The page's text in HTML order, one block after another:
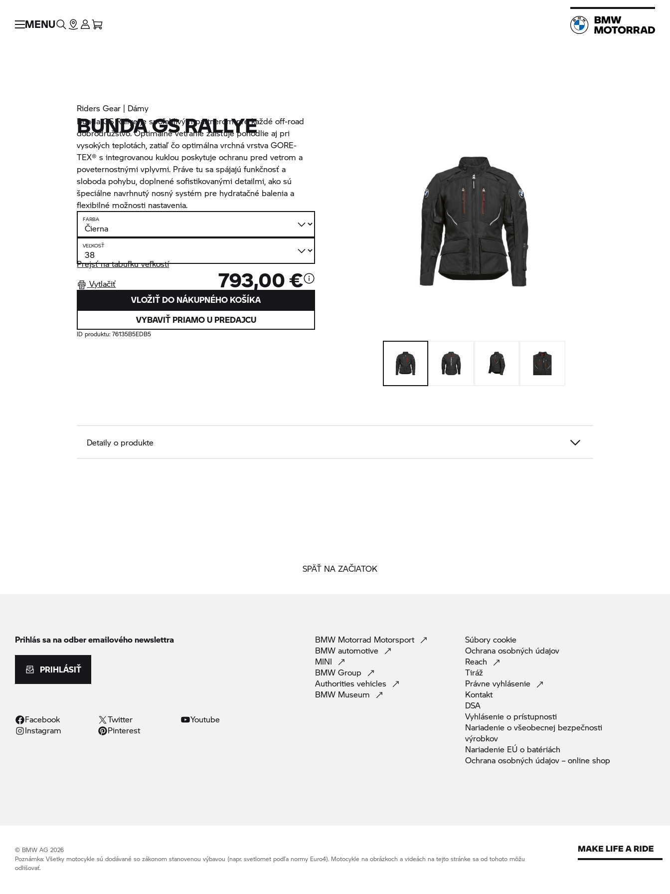
MENU
Riders Gear | Dámy
BUNDA GS RALLYE
Bunda GS Rallye je spoľahlivým partnerom pre každé off-road
dobrodružstvo. Optimálne vetranie zaisťuje pohodlie aj pri
vysokých teplotách, zatiaľ čo optimálna vrchná vrstva GORE-
TEX® s integrovanou kuklou poskytuje ochranu pred vetrom a
poveternostnými vplyvmi. Práve tu sa spájajú funkčnosť a
sloboda pohybu, doplnené sofistikovanými detailmi, ako sú
špeciálne navrhnutý nosný systém pre hydratačné balenia a
flexibilné možnosti nastavenia.
FARBA
VEĽKOSŤ
Prejsť na tabuľku veľkostí
Vytlačiť
793,00 €
VLOŽIŤ DO NÁKUPNÉHO KOŠÍKA
VYBAVIŤ PRIAMO U PREDAJCU
ID produktu:76135B5EDB5
Detaily o produkte
SPÄŤ NA ZAČIATOK
Prihlás sa na odber emailového newslettra
PRIHLÁSIŤ
Facebook Twitter
Youtube
Instagram
Pinterest
BMW Motorrad Motorsport
BMW automotive
MINI
BMW Group
Authorities vehicles
BMW Museum
Súbory cookie
Ochrana osobných údajov
Reach
Tiráž
Právne vyhlásenie
Kontakt
DSA
Vyhlásenie o prístupnosti
Nariadenie o všeobecnej bezpečnosti
výrobkov
Nariadenie EÚ o batériách
Ochrana osobných údajov – online shop
© BMW AG 2026
Poznámka: Všetky motocykle sú dodávané so zákonom stanovenou výbavou (napr. svetlomet podľa normy Euro4). Motocykle na obrázkoch a videách na tejto stránke sa od tohoto môžu
odlišovať.